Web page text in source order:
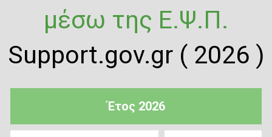
Έτος 2026
μέσω της Ε.Ψ.Π.
Support.gov.gr ( 2026 )